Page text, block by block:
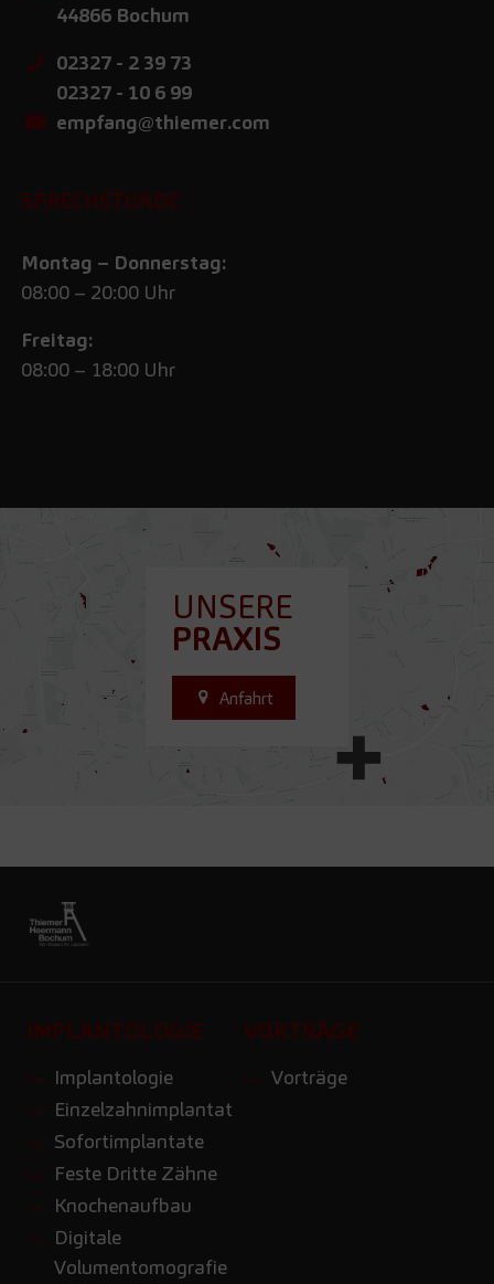
UNSERE
PRAXIS
Anfahrt
44866 Bochum
02327 - 2 39 73
02327 - 10 6 99
empfang@thiemer.com
SPRECHSTUNDE
Montag – Donnerstag:
08:00 – 20:00 Uhr
Freitag:
08:00 – 18:00 Uhr
IMPLANTOLOGIE
Implantologie
Einzelzahnimplantat
Sofortimplantate
Feste Dritte Zähne
Knochenaufbau
Digitale
Volumentomografie
VORTRÄGE
Vorträge